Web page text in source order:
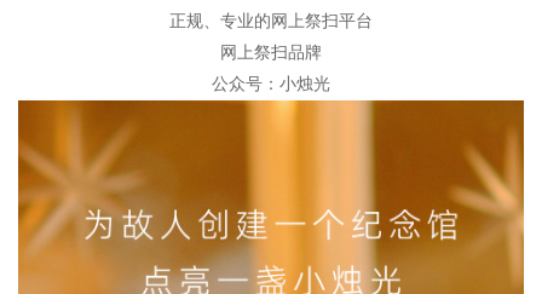
正规、专业的网上祭扫平台
网上祭扫品牌
公众号：小烛光